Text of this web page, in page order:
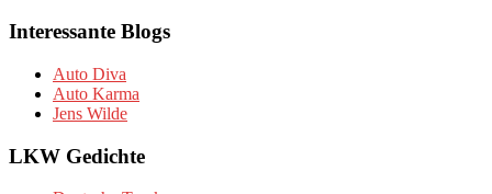
Interessante Blogs
Auto Diva
Auto Karma
Jens Wilde
LKW Gedichte